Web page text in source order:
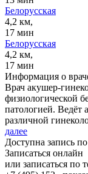
Белорусская
4,2 км,
17 мин
Белорусская
4,2 км,
17 мин
Информация о
Врач акушер-
физиологической
патологией. Ведёт
различной
далее
Доступна запись
Записаться онлайн
или записаться по